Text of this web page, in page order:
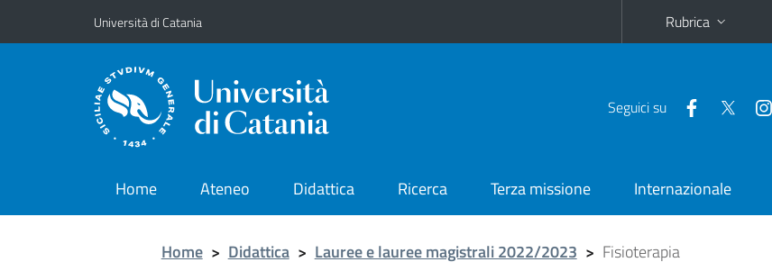
Vai al contenuto principale
Vai al menu di navigazione
Università di Catania Rubrica
Seguici su
Home Ateneo Didattica Ricerca Terza missione Internazionale
Home > Didattica > Lauree e lauree magistrali 2022/2023 > Fisioterapia